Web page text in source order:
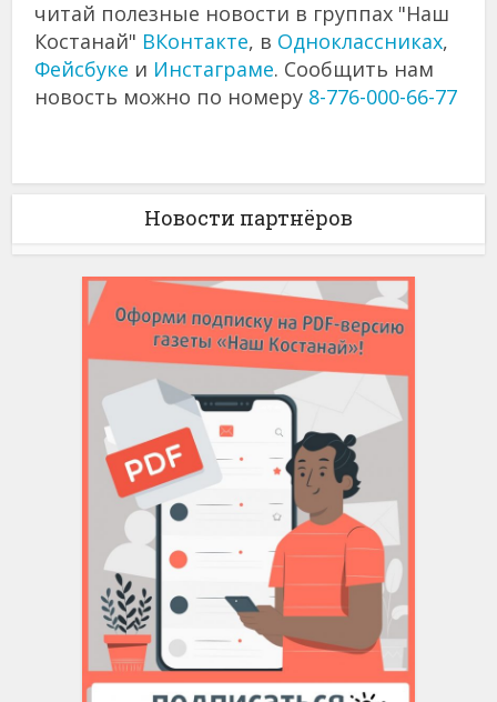
читай полезные новости в группах "Наш
Костанай" ВКонтакте, в Одноклассниках,
Фейсбуке и Инстаграме. Сообщить нам
новость можно по номеру 8-776-000-66-77
Новости партнёров